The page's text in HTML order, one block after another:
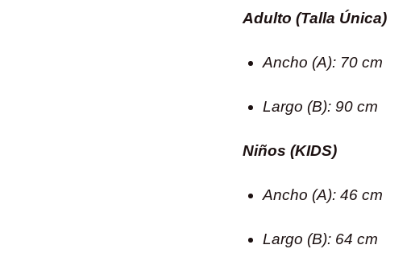
Adulto (Talla Única)
Ancho (A): 70 cm
Largo (B): 90 cm
Niños (KIDS)
Ancho (A): 46 cm
Largo (B): 64 cm